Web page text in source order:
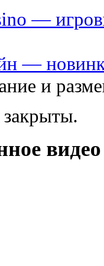
—
—
и
видео